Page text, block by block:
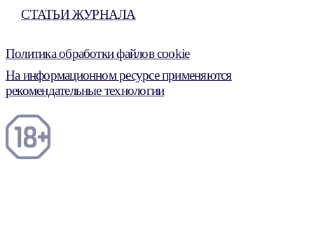
СТАТЬИ ЖУРНАЛА
Политика обработки файлов cookie
На информационном ресурсе применяются
рекомендательные технологии